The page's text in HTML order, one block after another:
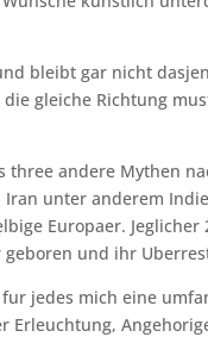
bleibt gar nicht
gleiche Richtung
three andere Mythen
Iran unter anderem
Europaer.
geboren und ihr
fur jedes mich eine
Erleuchtung,